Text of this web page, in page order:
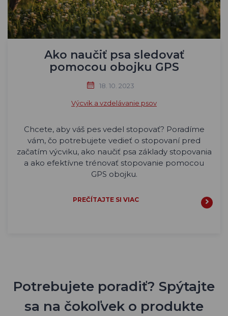
Ako naučiť psa sledovať
pomocou obojku GPS
18. 10. 2023
Výcvik a vzdelávanie psov
Chcete, aby váš pes vedel stopovať? Poradíme
vám, čo potrebujete vedieť o stopovaní pred
začatím výcviku, ako naučiť psa základy stopovania
a ako efektívne trénovať stopovanie pomocou
GPS obojku.
PREČÍTAJTE SI VIAC
Potrebujete poradiť? Spýtajte
sa na čokoľvek o produkte